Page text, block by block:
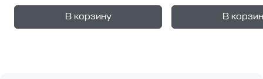
В корзину
1уп. В 1